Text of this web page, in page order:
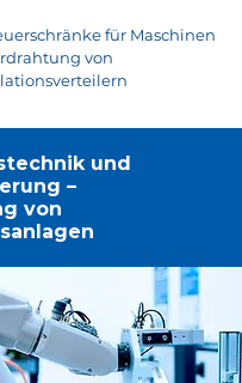
für Maschinen
von
und
–
von